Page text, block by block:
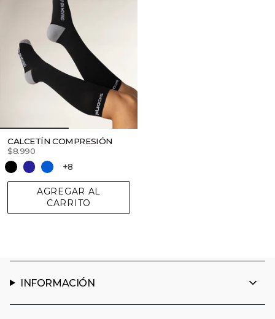
CALCETÍN COMPRESIÓN
$8.990
+8
AGREGAR AL
CARRITO
INFORMACIÓN